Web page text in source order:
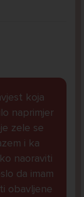
koja
naprimjer
zele se
i ka
naoraviti
da imam
obavljene